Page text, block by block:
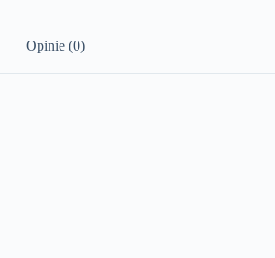
Opinie (0)